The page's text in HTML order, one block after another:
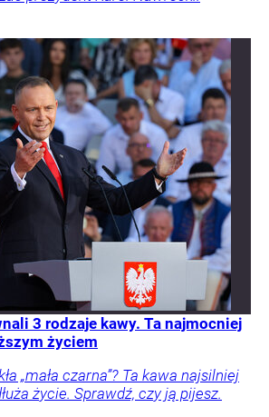
3 rodzaje kawy. Ta najmocniej
życiem
„mała czarna”? Ta kawa najsilniej
życie. Sprawdź, czy ją pijesz.